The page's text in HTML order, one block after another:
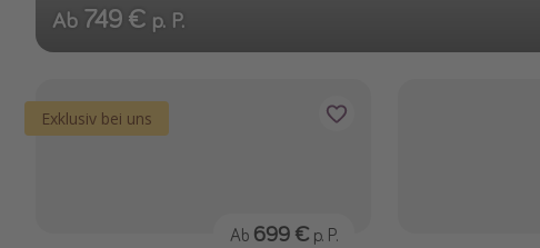
Ab 749 € p. P.
Exklusiv bei uns
Ab 699 € p. P.